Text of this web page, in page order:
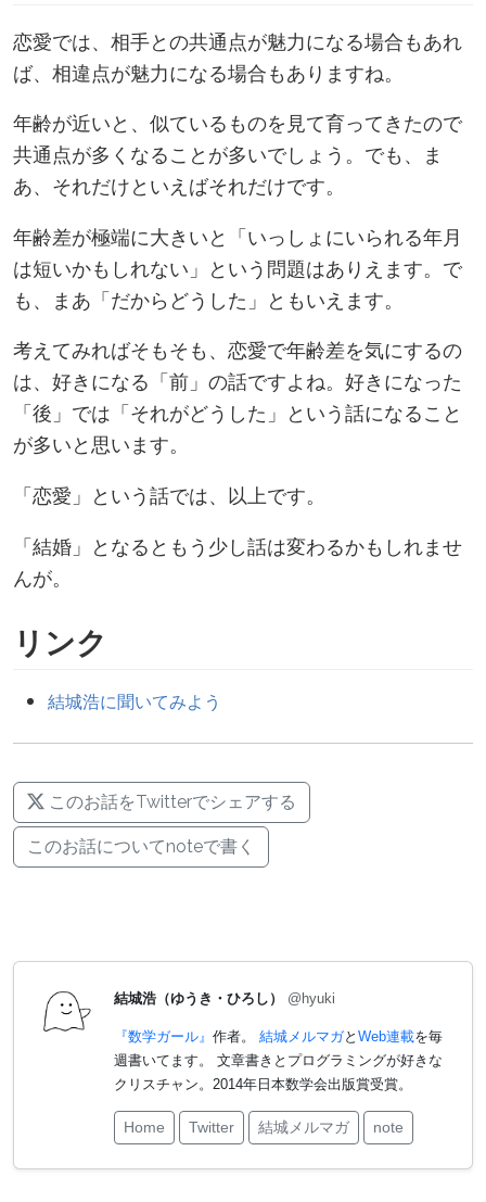
恋愛では、相手との共通点が魅力になる場合もあれ
ば、相違点が魅力になる場合もありますね。
年齢が近いと、似ているものを見て育ってきたので
共通点が多くなることが多いでしょう。でも、ま
あ、それだけといえばそれだけです。
年齢差が極端に大きいと「いっしょにいられる年月
は短いかもしれない」という問題はありえます。で
も、まあ「だからどうした」ともいえます。
考えてみればそもそも、恋愛で年齢差を気にするの
は、好きになる「前」の話ですよね。好きになった
「後」では「それがどうした」という話になること
が多いと思います。
「恋愛」という話では、以上です。
「結婚」となるともう少し話は変わるかもしれませ
んが。
リンク
結城浩に聞いてみよう
このお話をTwitterでシェアする
このお話についてnoteで書く
結城浩（ゆうき・ひろし） @hyuki
『数学ガール』 作者。 結城メルマガと Web連載を毎
週書いてます。 文章書きとプログラミングが好きな
クリスチャン。2014年日本数学会出版賞受賞。
Home Twitter 結城メルマガ note